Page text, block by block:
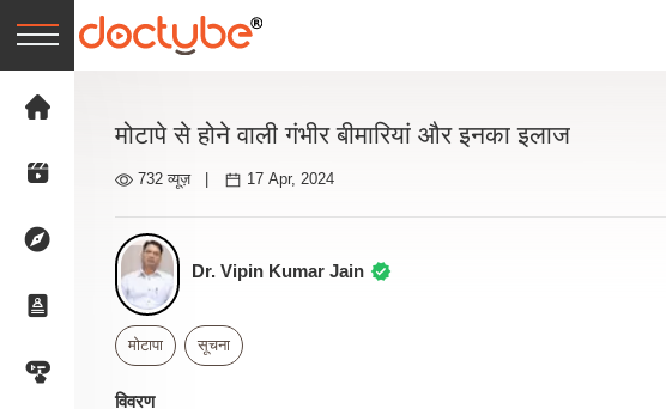
मोटापे से होने वाली गंभीर बीमारियां और इनका इलाज
732 व्यूज़ 17 Apr, 2024
Dr. Vipin Kumar Jain
मोटापा सूचना
विवरण